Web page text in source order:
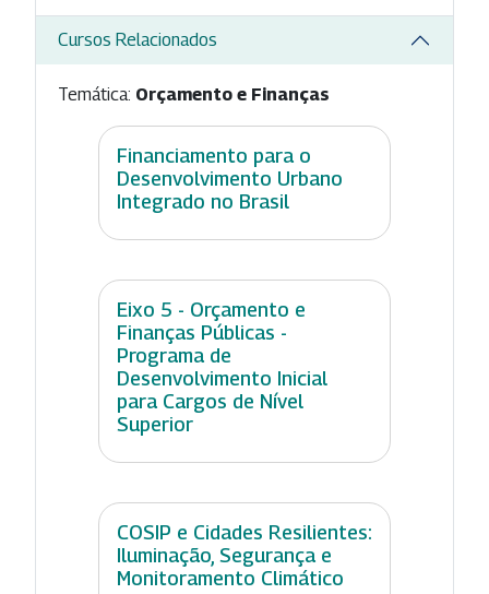
Cursos Relacionados
Temática: Orçamento e Finanças
Financiamento para o
Desenvolvimento Urbano
Integrado no Brasil
Eixo 5 - Orçamento e
Finanças Públicas -
Programa de
Desenvolvimento Inicial
para Cargos de Nível
Superior
COSIP e Cidades Resilientes:
Iluminação, Segurança e
Monitoramento Climático